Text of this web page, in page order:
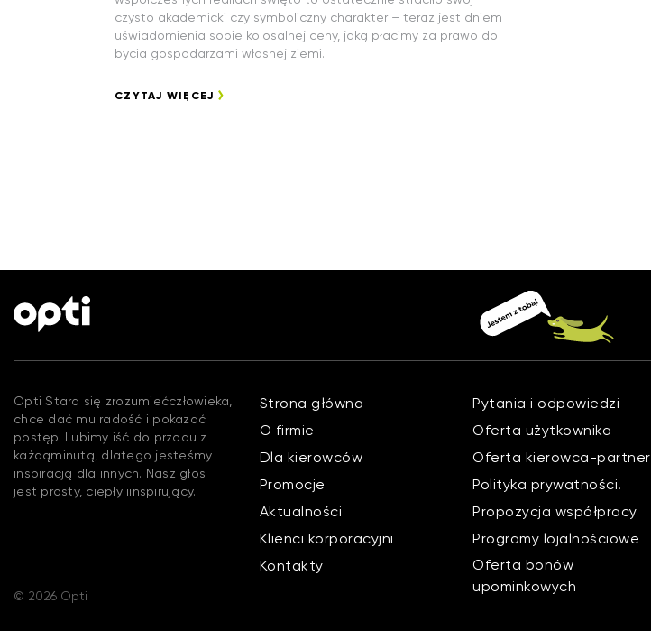
czysto akademicki czy symboliczny charakter – teraz jest dniem
uświadomienia sobie kolosalnej ceny, jaką płacimy za prawo do
bycia gospodarzami własnej ziemi.
CZYTAJ WIĘCEJ
Opti Stara się zrozumiećczłowieka,
chce dać mu radość i pokazać
postęp. Lubimy iść do przodu z
każdąminutą, dlatego jesteśmy
inspiracją dla innych. Nasz głos
jest prosty, ciepły iinspirujący.
Strona główna
O firmie
Dla kierowców
Promocje
Aktualności
Klienci korporacyjni
Kontakty
Pytania i odpowiedzi
Oferta użytkownika
Oferta kierowca-partner
Polityka prywatności.
Propozycja współpracy
Programy lojalnościowe
Oferta bonów
upominkowych
© 2026 Opti